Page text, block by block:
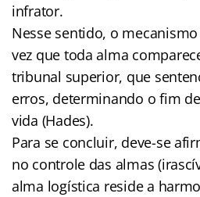
infrator.
Nesse sentido, o
vez que toda alma
tribunal superior, que
erros, determinando o fim
vida (Hades).
Para se concluir, deve-se
no controle das almas
alma logística reside a